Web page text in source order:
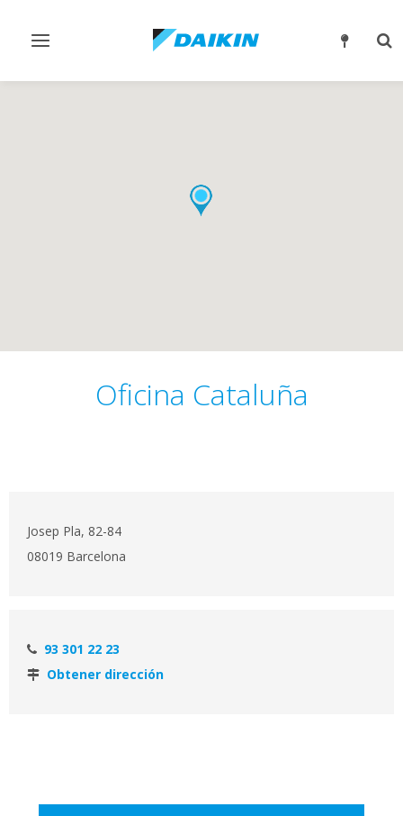
Alternar
Oficina Cataluña
Josep Pla, 82-84
08019 Barcelona
93 301 22 23
Obtener dirección